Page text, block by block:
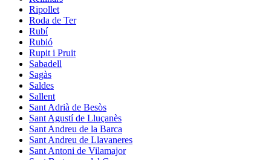
Ripollet
Roda de Ter
Rubí
Rubió
Rupit i Pruit
Sabadell
Sagàs
Saldes
Sallent
Sant Adrià de Besòs
Sant Agustí de Lluçanès
Sant Andreu de la Barca
Sant Andreu de Llavaneres
Sant Antoni de Vilamajor